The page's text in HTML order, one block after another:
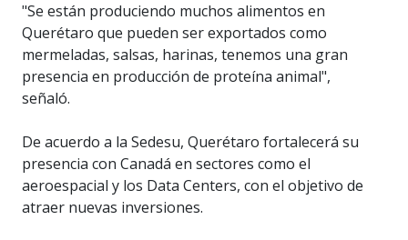
"Se están produciendo muchos alimentos en
Querétaro que pueden ser exportados como
mermeladas, salsas, harinas, tenemos una gran
presencia en producción de proteína animal",
señaló.
De acuerdo a la Sedesu, Querétaro fortalecerá su
presencia con Canadá en sectores como el
aeroespacial y los Data Centers, con el objetivo de
atraer nuevas inversiones.